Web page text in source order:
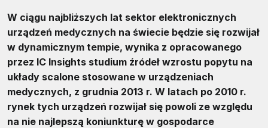
W ciągu najbliższych lat sektor elektronicznych
urządzeń medycznych na świecie będzie się rozwijał
w dynamicznym tempie, wynika z opracowanego
przez IC Insights studium źródeł wzrostu popytu na
układy scalone stosowane w urządzeniach
medycznych, z grudnia 2013 r. W latach po 2010 r.
rynek tych urządzeń rozwijał się powoli ze względu
na nie najlepszą koniunkturę w gospodarce